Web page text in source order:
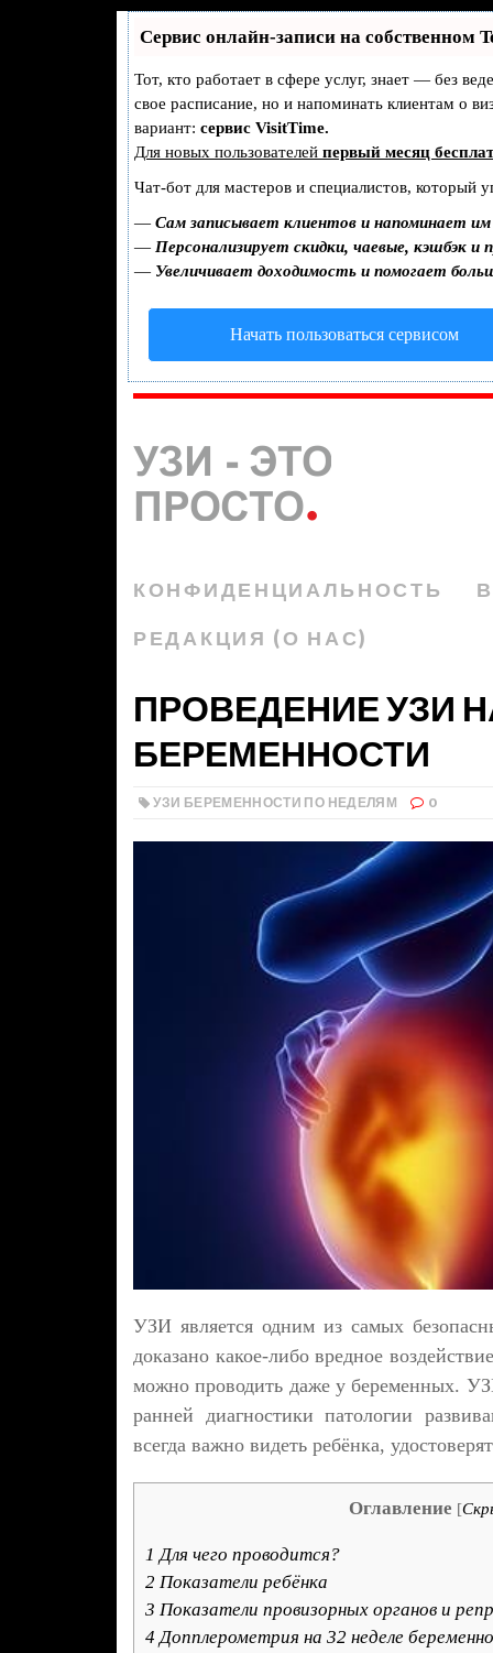
Сервис онлайн-записи на собственном
Тот, кто работает в сфере услуг, знает — без
свое расписание, но и напоминать клиентам о
вариант: сервис VisitTime.
Для новых пользователей первый месяц
Чат-бот для мастеров и специалистов, который
— Сам записывает клиентов и напоминает
— Персонализирует скидки, чаевые, кэшбэк и
— Увеличивает доходимость и помогает
Начать пользоваться сервисом
КОНФИДЕНЦИАЛЬНОСТЬ
РЕДАКЦИЯ (О НАС)
ПРОВЕДЕНИЕ УЗИ
БЕРЕМЕННОСТИ
УЗИ БЕРЕМЕННОСТИ ПО НЕДЕЛЯМ 0
УЗИ является одним из самых
доказано какое-либо вредное
можно проводить даже у беременных.
ранней диагностики патологии
всегда важно видеть ребёнка,
Оглавление [
1 Для чего проводится?
2 Показатели ребёнка
3 Показатели провизорных органов и
4 Допплерометрия на 32 неделе